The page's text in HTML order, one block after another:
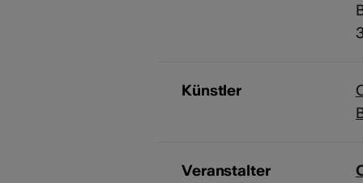
Künstler
Veranstalter